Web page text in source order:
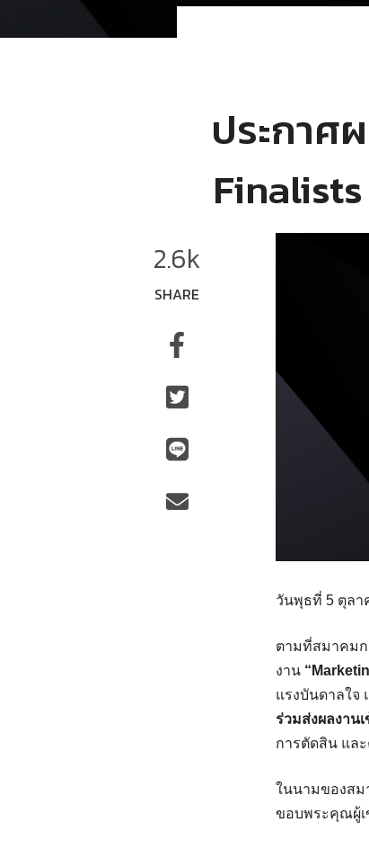
ประกาศ
2.6k
SHARE
วันพุธที่ 5 ตุลา
ตามที่สมาคมก
งาน
แรงบันดาลใจ
ร่วมส่งผลงาน
การตัดสิน แล
ในนามของสม
ขอบพระคุณผู้เ